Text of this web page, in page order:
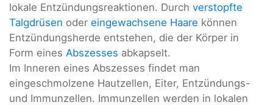
lokale Entzündungsreaktionen. Durch verstopfte
Talgdrüsen oder eingewachsene Haare können
Entzündungsherde entstehen, die der Körper in
Form eines Abszesses abkapselt.
Im Inneren eines Abszesses findet man
eingeschmolzene Hautzellen, Eiter, Entzündungs-
und Immunzellen. Immunzellen werden in lokalen